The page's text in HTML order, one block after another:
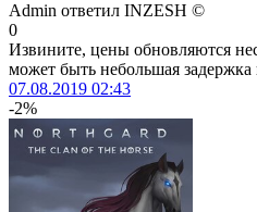
нет в наличии
Admin ответил INZESH ©
0
Извините, цены обновляются
может быть небольшая
07.08.2019 02:43
-2%